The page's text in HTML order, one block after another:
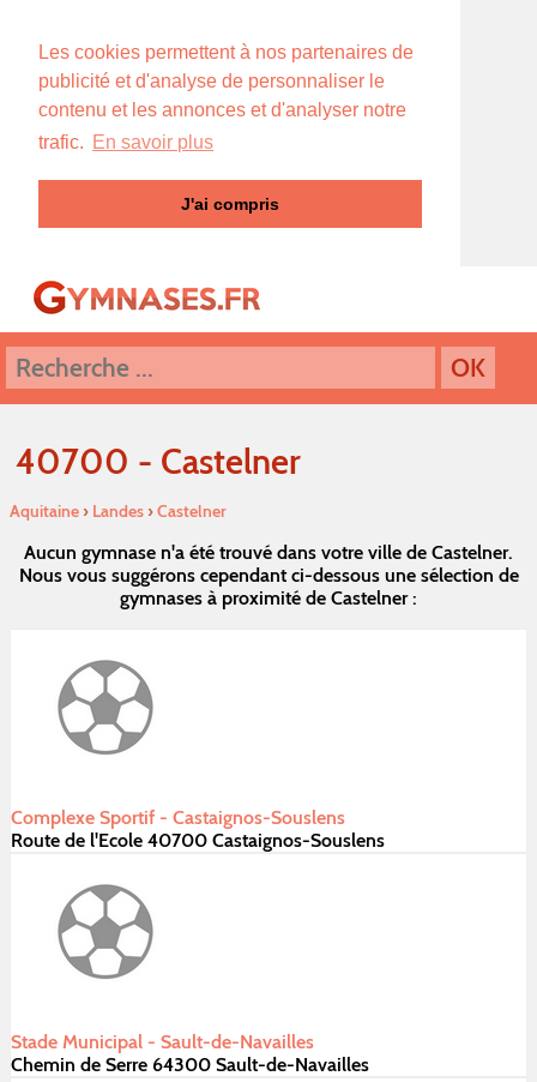
Les cookies permettent à nos partenaires de
publicité et d'analyse de personnaliser le
contenu et les annonces et d'analyser notre
trafic. En savoir plus
J'ai compris
40700 - Castelner
Aquitaine› Landes›Castelner
Aucun gymnase n'a été trouvé dans votre ville de Castelner.
Nous vous suggérons cependant ci-dessous une sélection de
gymnases à proximité de Castelner :
Complexe Sportif - Castaignos-Souslens
Route de l'Ecole 40700 Castaignos-Souslens
Stade Municipal - Sault-de-Navailles
Chemin de Serre 64300 Sault-de-Navailles